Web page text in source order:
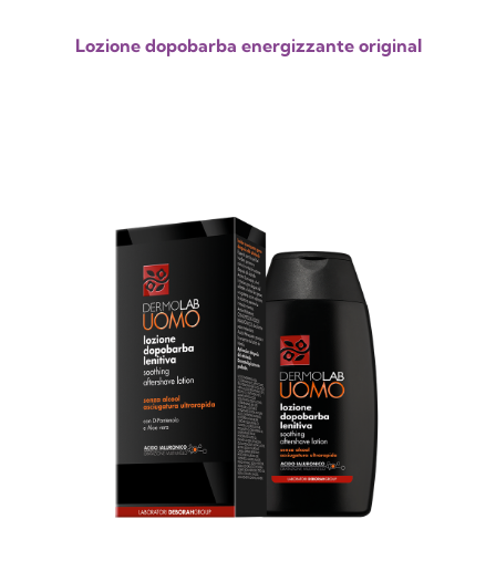
Lozione dopobarba energizzante original